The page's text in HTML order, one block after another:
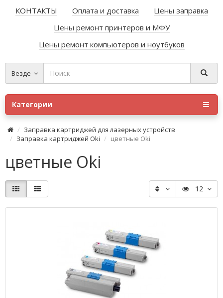
КОНТАКТЫ Оплата и доставка
Цены заправка
Цены ремонт принтеров и МФУ
Цены ремонт компьютеров и ноутбуков
Везде
Категории
Заправка картриджей для лазерных устройств
Заправка картриджей Oki
цветные Oki
цветные Oki
12